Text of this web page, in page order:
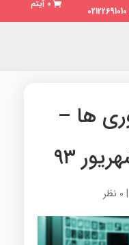
0 آیتم
ها –
0 نظر